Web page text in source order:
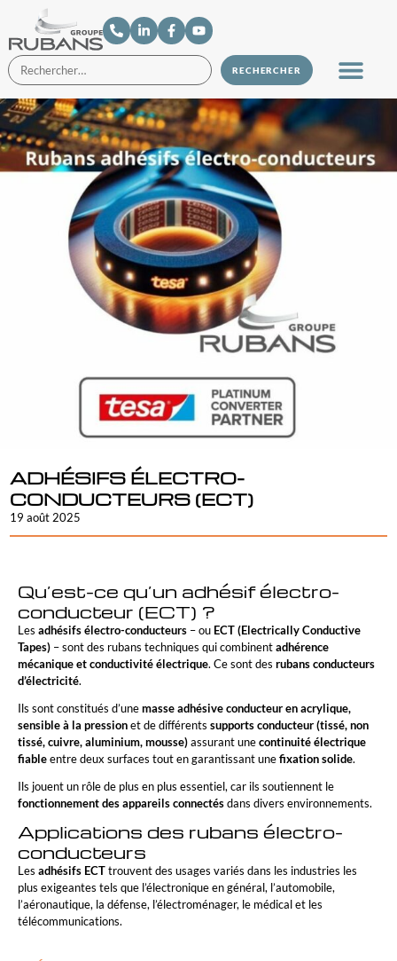
ADHÉSIFS ÉLECTRO-
CONDUCTEURS (ECT)
19 août 2025
Qu’est-ce qu’un adhésif électro-
conducteur (ECT) ?
Les adhésifs électro-conducteurs – ou ECT (Electrically Conductive
Tapes) – sont des rubans techniques qui combinentadhérence
mécanique etconductivité électrique. Ce sont des rubans conducteurs
d’électricité.
Ils sont constitués d’unemasse adhésive conducteur en acrylique,
sensible à la pressionet de différents supports conducteur (tissé, non
tissé, cuivre, aluminium, mousse)assurant unecontinuité électrique
fiableentre deux surfaces tout en garantissant unefixation solide.
Ils jouent un rôle de plus en plus essentiel, car ils soutiennent le
fonctionnement des appareils connectésdans divers environnements.
Applications des rubans électro-
conducteurs
Les adhésifs ECTtrouvent des usages variés dans les industries les
plus exigeantes tels que l’électronique en général, l’automobile,
l’aéronautique, la défense, l’électroménager, le médical et les
télécommunications.